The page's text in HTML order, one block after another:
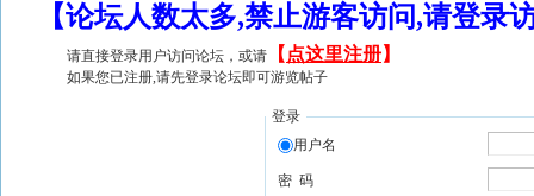
【论坛人数太多,禁止游客访问,请登
请直接登录用户访问论坛，或请 【 点这里注册】
如果您已注册,请先登录论坛即可游览帖子
登录
用户名
密 码